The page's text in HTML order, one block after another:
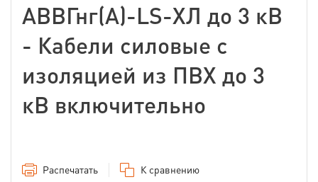
АВВГнг(А)-LS-ХЛ до 3 кВ
- Кабели силовые с
изоляцией из ПВХ до 3
кВ включительно
Распечатать К сравнению